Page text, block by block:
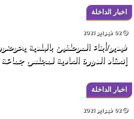
اخبار الداخلة
02 فبراير 2021
فيديو/أبناء الموظفين بالبلدية
إنعقاد الدورة العادية لمجلس جماعة
اخبار الداخلة
02 فبراير 2021